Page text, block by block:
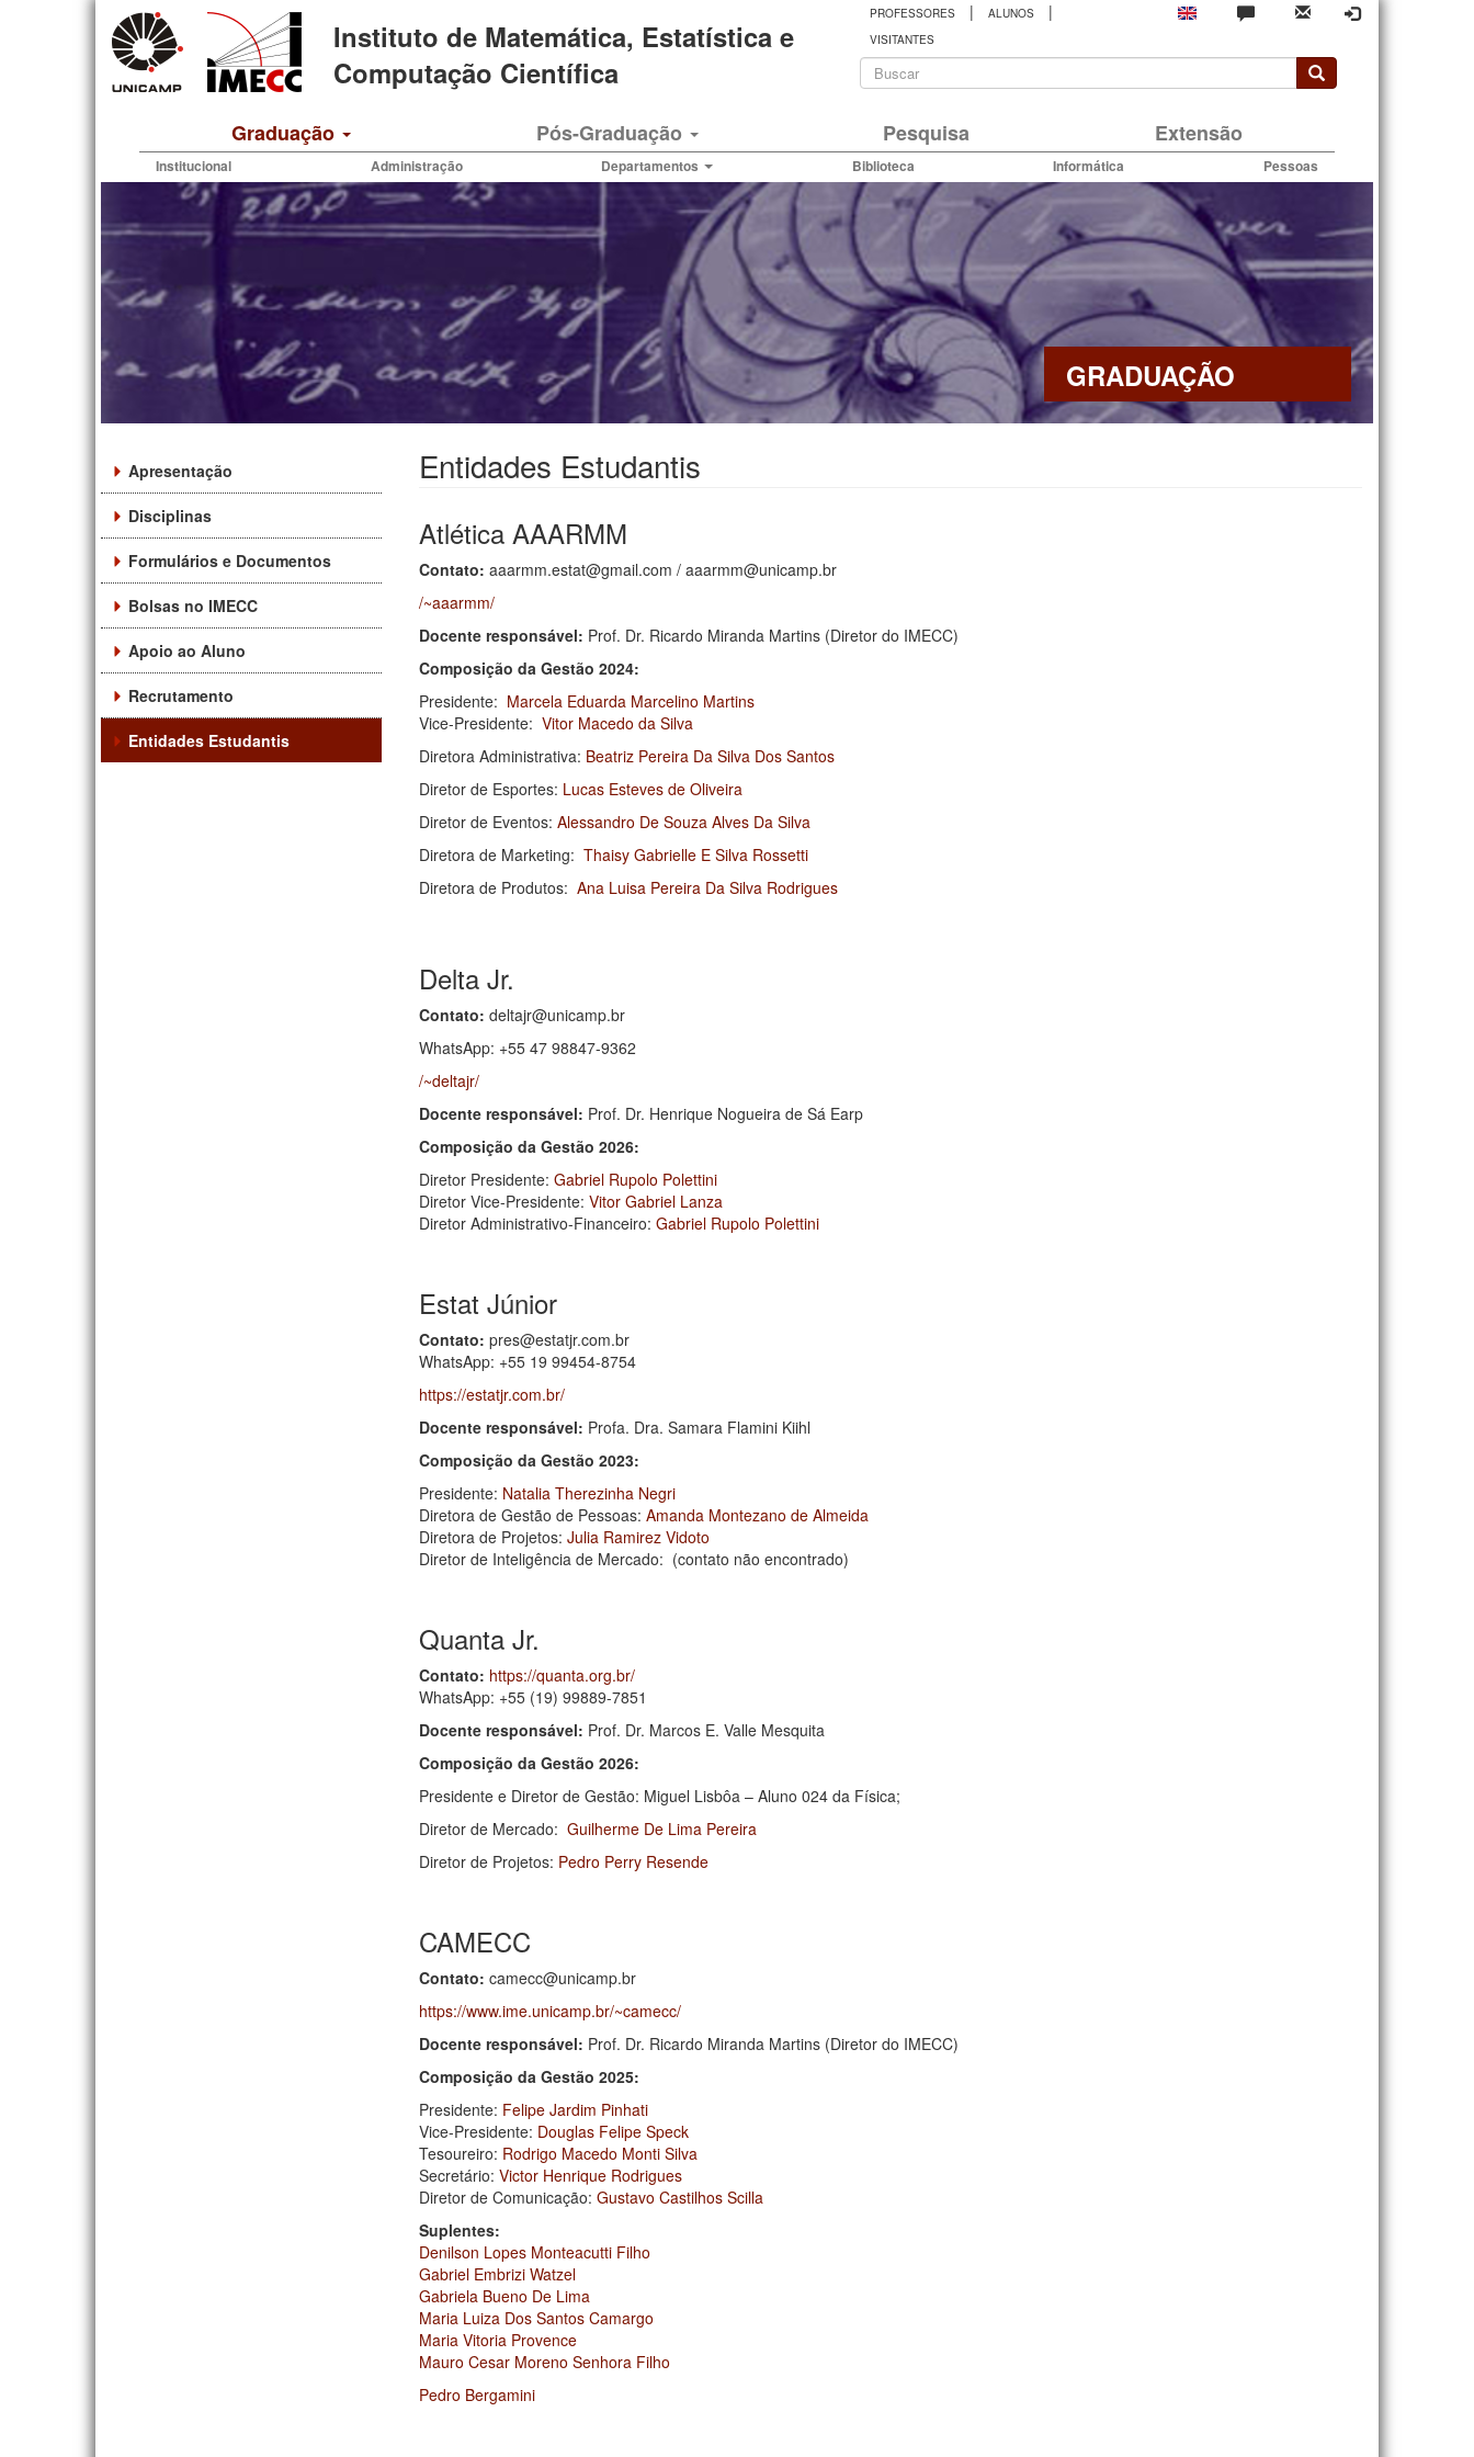
Instituto de Matemática, Estatística e
Computação Científica
PROFESSORES | ALUNOS |
VISITANTES
Formulário
busca
Graduação Pós-Graduação Pesquisa Extensão
Institucional Administração Departamentos Biblioteca Informática Pessoas
GRADUAÇÃO
Apresentação
Disciplinas
Formulários e Documentos
Bolsas no IMECC
Apoio ao Aluno
Recrutamento
Entidades Estudantis
Entidades Estudantis
Atlética AAARMM
Contato: aaarmm.estat@gmail.com / aaarmm@unicamp.br
/~aaarmm/
Docente responsável: Prof. Dr. Ricardo Miranda Martins (Diretor do IMECC)
Composição da Gestão 2024:
Presidente: Marcela Eduarda Marcelino Martins
Vice-Presidente: Vitor Macedo da Silva
Diretora Administrativa: Beatriz Pereira Da Silva Dos Santos
Diretor de Esportes: Lucas Esteves de Oliveira
Diretor de Eventos: Alessandro De Souza Alves Da Silva
Diretora de Marketing: Thaisy Gabrielle E Silva Rossetti
Diretora de Produtos: Ana Luisa Pereira Da Silva Rodrigues
Delta Jr.
Contato: deltajr@unicamp.br
WhatsApp: +55 47 98847-9362
/~deltajr/
Docente responsável: Prof. Dr. Henrique Nogueira de Sá Earp
Composição da Gestão 2026:
Diretor Presidente: Gabriel Rupolo Polettini
Diretor Vice-Presidente: Vitor Gabriel Lanza
Diretor Administrativo-Financeiro: Gabriel Rupolo Polettini
Estat Júnior
Contato: pres@estatjr.com.br
WhatsApp: +55 19 99454-8754
https://estatjr.com.br/
Docente responsável: Profa. Dra. Samara Flamini Kiihl
Composição da Gestão 2023:
Presidente: Natalia Therezinha Negri
Diretora de Gestão de Pessoas: Amanda Montezano de Almeida
Diretora de Projetos: Julia Ramirez Vidoto
Diretor de Inteligência de Mercado: (contato não encontrado)
Quanta Jr.
Contato: https://quanta.org.br/
WhatsApp: +55 (19) 99889-7851
Docente responsável: Prof. Dr. Marcos E. Valle Mesquita
Composição da Gestão 2026:
Presidente e Diretor de Gestão: Miguel Lisbôa – Aluno 024 da Física;
Diretor de Mercado: Guilherme De Lima Pereira
Diretor de Projetos: Pedro Perry Resende
CAMECC
Contato: camecc@unicamp.br
https://www.ime.unicamp.br/~camecc/
Docente responsável: Prof. Dr. Ricardo Miranda Martins (Diretor do IMECC)
Composição da Gestão 2025:
Presidente: Felipe Jardim Pinhati
Vice-Presidente: Douglas Felipe Speck
Tesoureiro: Rodrigo Macedo Monti Silva
Secretário: Victor Henrique Rodrigues
Diretor de Comunicação: Gustavo Castilhos Scilla
Suplentes:
Denilson Lopes Monteacutti Filho
Gabriel Embrizi Watzel
Gabriela Bueno De Lima
Maria Luiza Dos Santos Camargo
Maria Vitoria Provence
Mauro Cesar Moreno Senhora Filho
Pedro Bergamini